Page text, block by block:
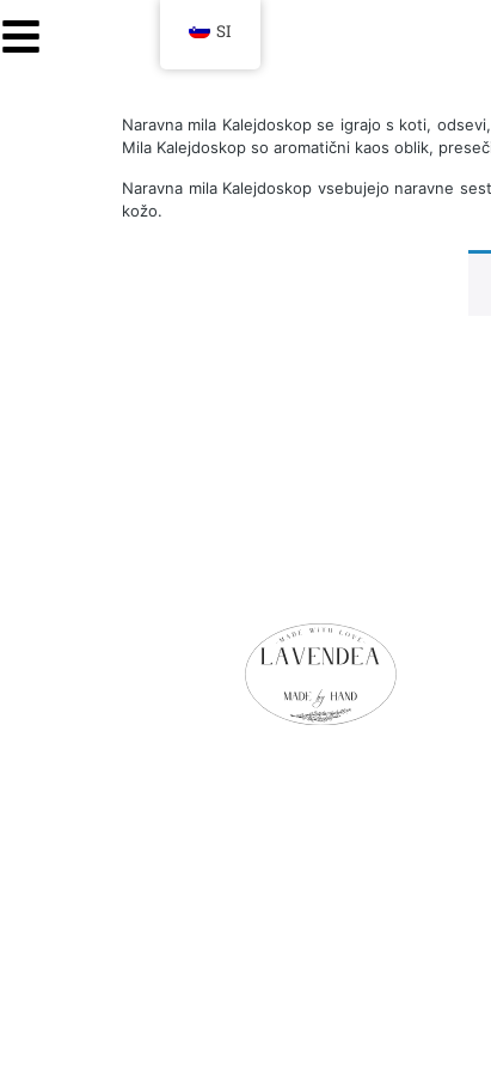
Naravna mila Kalejdoskopse igrajo s koti,
Mila Kalejdoskop so aromatični kaos oblik,
Naravna mila Kalejdoskop vsebujejo naravne
kožo.
SI